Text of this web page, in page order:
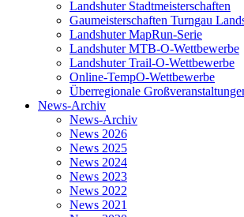
Landshuter Stadtmeisterschaften
Gaumeisterschaften Turngau
Landshuter MapRun-Serie
Landshuter MTB-O-Wettbewerbe
Landshuter Trail-O-Wettbewerbe
Online-TempO-Wettbewerbe
Überregionale
News-Archiv
News-Archiv
News 2026
News 2025
News 2024
News 2023
News 2022
News 2021